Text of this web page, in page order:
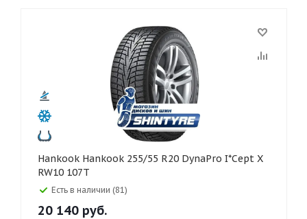
Hankook Hankook 255/55 R20 DynaPro I*Cept X
RW10 107T
Есть в наличии (81)
20 140 руб.